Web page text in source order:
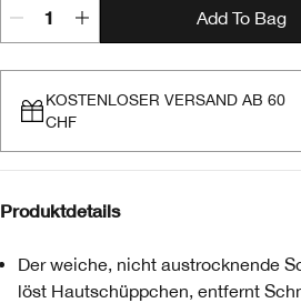
Add To Bag
KOSTENLOSER VERSAND AB 60
CHF
Produktdetails
Der weiche, nicht austrocknende
löst Hautschüppchen, entfernt